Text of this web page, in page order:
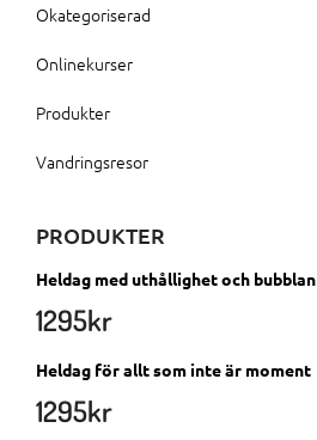
Okategoriserad
Onlinekurser
Produkter
Vandringsresor
PRODUKTER
Heldag med uthållighet och bubblan
1295kr
Heldag för allt som inte är moment
1295kr